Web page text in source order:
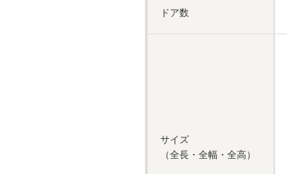
ドア数
サイズ
（全長・全幅・全高）